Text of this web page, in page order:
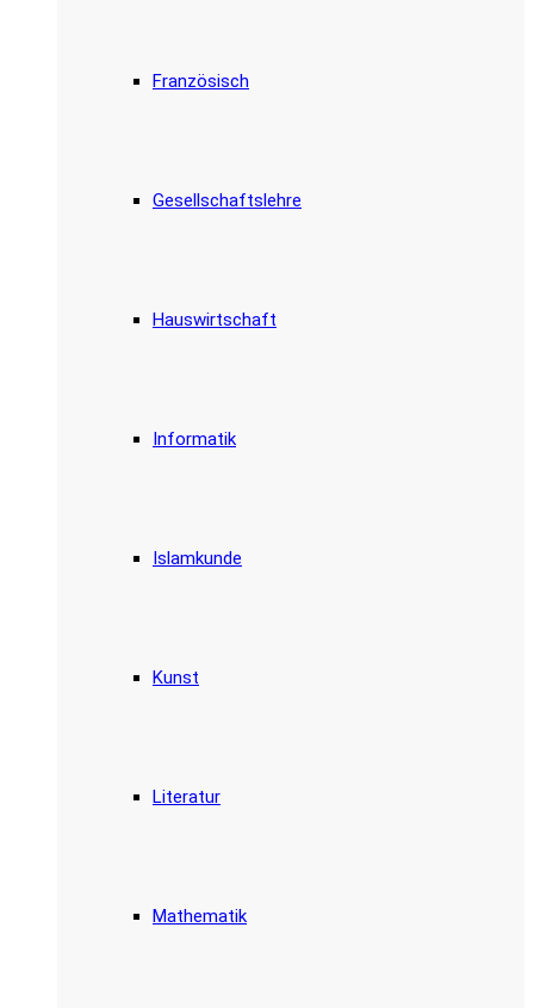
Französisch
Gesellschaftslehre
Hauswirtschaft
Informatik
Islamkunde
Kunst
Literatur
Mathematik